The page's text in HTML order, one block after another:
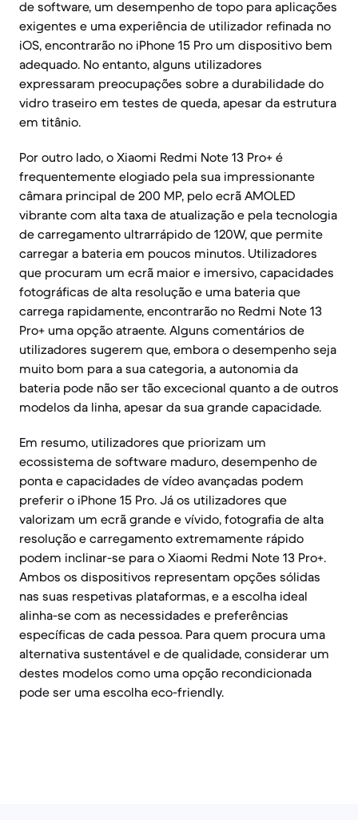
de software, um desempenho de topo para aplicações
exigentes e uma experiência de utilizador refinada no
iOS, encontrarão no iPhone 15 Pro um dispositivo bem
adequado. No entanto, alguns utilizadores
expressaram preocupações sobre a durabilidade do
vidro traseiro em testes de queda, apesar da estrutura
em titânio.
Por outro lado, o Xiaomi Redmi Note 13 Pro+ é
frequentemente elogiado pela sua impressionante
câmara principal de 200 MP, pelo ecrã AMOLED
vibrante com alta taxa de atualização e pela tecnologia
de carregamento ultrarrápido de 120W, que permite
carregar a bateria em poucos minutos. Utilizadores
que procuram um ecrã maior e imersivo, capacidades
fotográficas de alta resolução e uma bateria que
carrega rapidamente, encontrarão no Redmi Note 13
Pro+ uma opção atraente. Alguns comentários de
utilizadores sugerem que, embora o desempenho seja
muito bom para a sua categoria, a autonomia da
bateria pode não ser tão excecional quanto a de outros
modelos da linha, apesar da sua grande capacidade.
Em resumo, utilizadores que priorizam um
ecossistema de software maduro, desempenho de
ponta e capacidades de vídeo avançadas podem
preferir o iPhone 15 Pro. Já os utilizadores que
valorizam um ecrã grande e vívido, fotografia de alta
resolução e carregamento extremamente rápido
podem inclinar-se para o Xiaomi Redmi Note 13 Pro+.
Ambos os dispositivos representam opções sólidas
nas suas respetivas plataformas, e a escolha ideal
alinha-se com as necessidades e preferências
específicas de cada pessoa. Para quem procura uma
alternativa sustentável e de qualidade, considerar um
destes modelos como uma opção recondicionada
pode ser uma escolha eco-friendly.